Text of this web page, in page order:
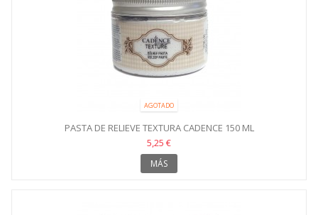
AGOTADO
PASTA DE RELIEVE TEXTURA CADENCE 150 ML
5,25 €
MÁS